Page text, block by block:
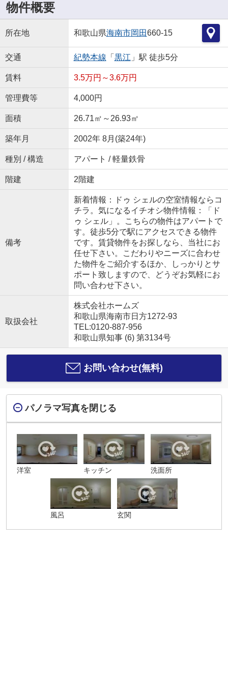
物件概要
所在地 和歌山県海南市岡田660-15
交通 紀勢本線 「 黒江 」駅 徒歩5分
賃料 3.5万円～3.6万円
管理費等 4,000円
面積 26.71㎡～26.93㎡
築年月 2002年 8月(築24年)
種別 / 構造 アパート / 軽量鉄骨
階建 2階建
備考
新着情報：ドゥ シェルの空室情報ならコ
チラ。気になるイチオシ物件情報：「ド
ゥ シェル」。こちらの物件はアパートで
す。徒歩5分で駅にアクセスできる物件
です。賃貸物件をお探しなら、当社にお
任せ下さい。こだわりやニーズに合わせ
た物件をご紹介するほか、しっかりとサ
ポート致しますので、どうぞお気軽にお
問い合わせ下さい。
取扱会社
株式会社ホームズ
和歌山県海南市日方1272-93
TEL:0120-887-956
和歌山県知事 (6) 第3134号
お問い合わせ(無料)
パノラマ写真を閉じる
洋室 キッチン 洗面所
風呂 玄関